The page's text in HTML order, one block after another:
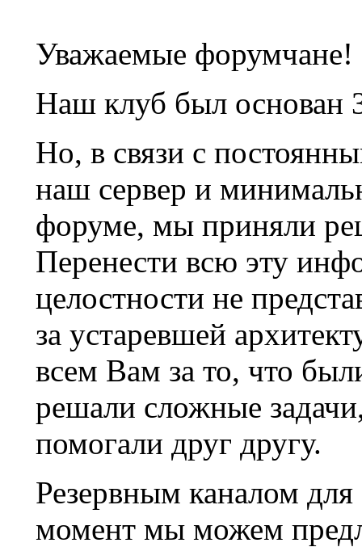
Уважаемые форумчане!
Наш клуб был основан
Но, в связи с
наш сервер и
форуме, мы приняли
Перенести всю эту
целостности не
за устаревшей
всем Вам за то, что
решали сложные
помогали друг другу.
Резервным каналом
момент мы можем